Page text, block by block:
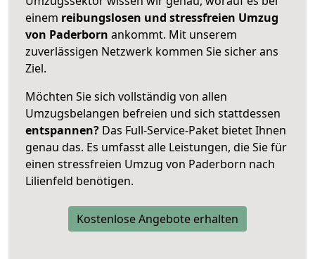
einem reibungslosen und stressfreien Umzug
von Paderborn ankommt. Mit unserem
zuverlässigen Netzwerk kommen Sie sicher ans
Ziel.
Möchten Sie sich vollständig von allen
Umzugsbelangen befreien und sich stattdessen
entspannen? Das Full-Service-Paket bietet Ihnen
genau das. Es umfasst alle Leistungen, die Sie für
einen stressfreien Umzug von Paderborn nach
Lilienfeld benötigen.
Kostenlose Angebote erhalten